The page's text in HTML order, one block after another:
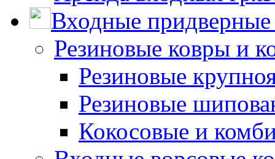
Входные
Резиновые ковры и
Резиновые
Резиновые
Кокосовые и